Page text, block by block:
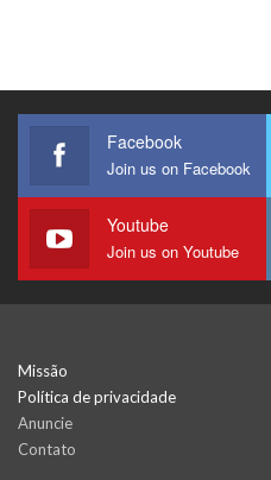
Facebook
Join us on Facebook
Youtube
Join us on Youtube
Missão
Política de privacidade
Anuncie
Contato